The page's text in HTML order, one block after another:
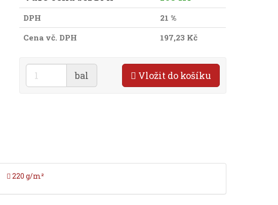
DPH
21 %
Cena vč. DPH
197,23 Kč
bal Vložit do košíku
220 g/m²